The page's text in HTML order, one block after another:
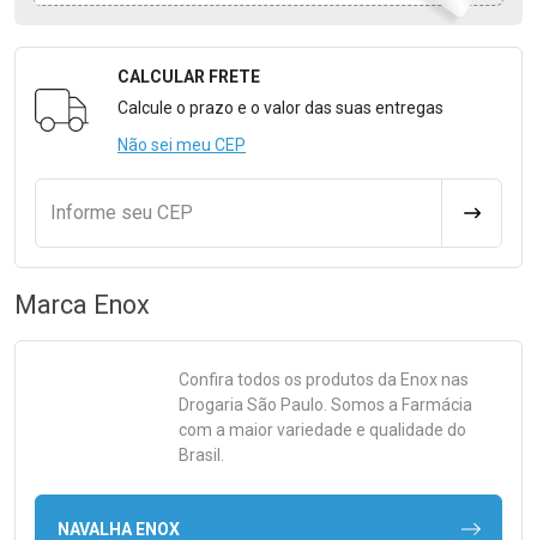
Formulário para Calcular o Frete
CALCULAR FRETE
Calcule o prazo e o valor das suas entregas
Não sei meu CEP
Informe seu CEP
Marca Enox
Confira todos os produtos da Enoxnas
Drogaria São Paulo. Somos a Farmácia
com a maior variedade e qualidade do
Brasil.
NAVALHA ENOX